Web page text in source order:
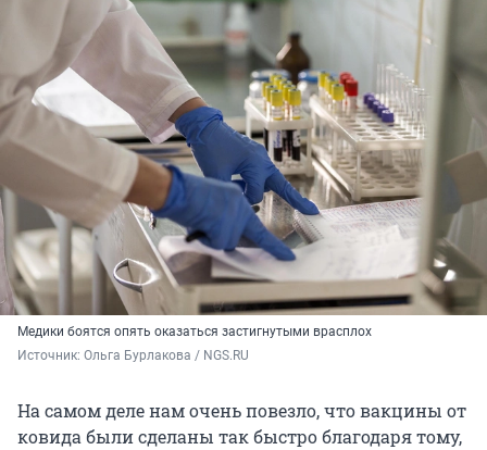
Медики боятся опять оказаться застигнутыми врасплох
Источник: Ольга Бурлакова / NGS.RU
На самом деле нам очень повезло, что вакцины от
ковида были сделаны так быстро благодаря тому,